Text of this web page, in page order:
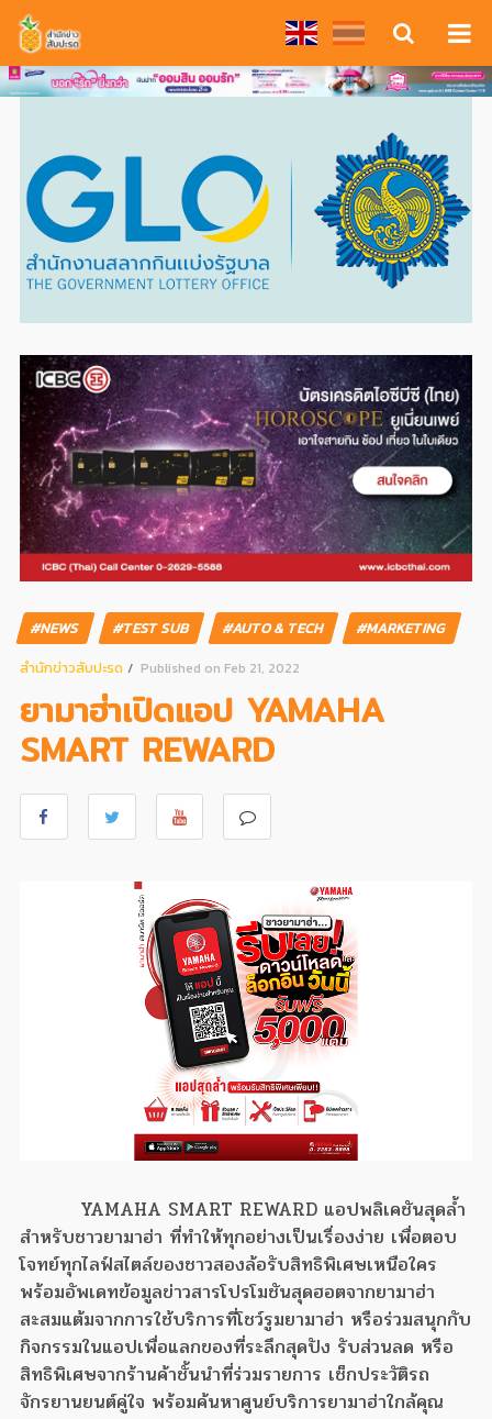
#NEWS #TEST SUB #AUTO & TECH
#MARKETING
สํานักข่าวสับปะรด
Published on Feb 21, 2022
ยามาฮ่าเปิดแอป YAMAHA
SMART REWARD
YAMAHA SMART REWARD แอปพลิเคชันสุดล้ำ
สำหรับชาวยามาฮ่า ที่ทำให้ทุกอย่างเป็นเรื่องง่าย เพื่อตอบ
โจทย์ทุกไลฟ์สไตล์ของชาวสองล้อรับสิทธิพิเศษเหนือใคร
พร้อมอัพเดทข้อมูลข่าวสารโปรโมชันสุดฮอตจากยามาฮ่า
สะสมแต้มจากการใช้บริการที่โชว์รูมยามาฮ่า หรือร่วมสนุกกับ
กิจกรรมในแอปเพื่อแลกของที่ระลึกสุดปัง รับส่วนลด หรือ
สิทธิพิเศษจากร้านค้าชั้นนำที่ร่วมรายการ เช็กประวัติรถ
จักรยานยนต์คู่ใจ พร้อมค้นหาศูนย์บริการยามาฮ่าใกล้คุณ